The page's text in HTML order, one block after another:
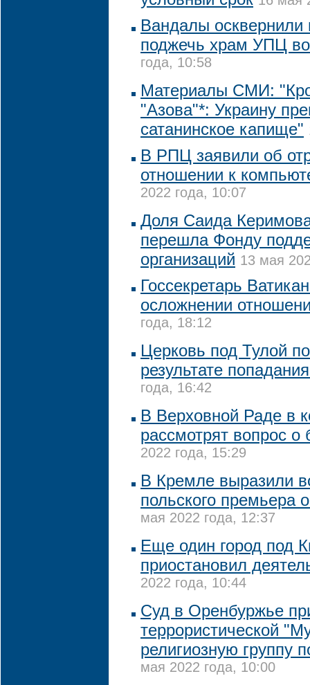
Вандалы осквернили
поджечь храм УПЦ
года, 10:58
Материалы СМИ:
"Азова"*: Украину
сатанинское капище"
В РПЦ заявили об
отношении к
2022 года, 10:07
Доля Саида
перешла Фонду
организаций 13 мая
Госсекретарь
осложнении
года, 18:12
Церковь под Тулой
результате
года, 16:42
В Верховной Раде в
рассмотрят вопрос
2022 года, 15:29
В Кремле выразили
польского премьера
мая 2022 года, 12:37
Еще один город под
приостановил
2022 года, 10:44
Суд в Оренбуржье
террористической
религиозную группу
мая 2022 года, 10:00